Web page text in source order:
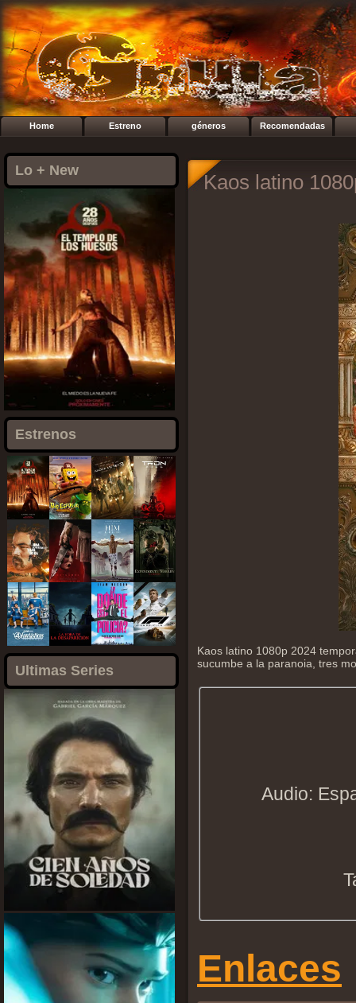
Home Estreno géneros Recomendadas
Lo + New
Estrenos
Ultimas Series
Kaos latino
Kaos latino 1080p 2024
sucumbe a la paranoia, tres
Audio:
Enlaces